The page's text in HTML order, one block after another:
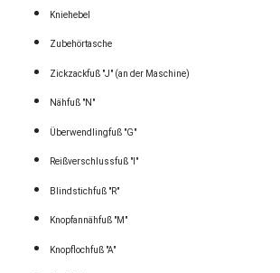
Kniehebel
Zubehörtasche
Zickzackfuß "J" (an der Maschine)
Nähfuß "N"
Überwendlingfuß "G"
Reißverschlussfuß "I"
Blindstichfuß "R"
Knopfannähfuß "M"
Knopflochfuß "A"